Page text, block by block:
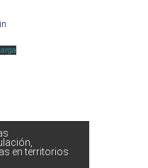
en territorios